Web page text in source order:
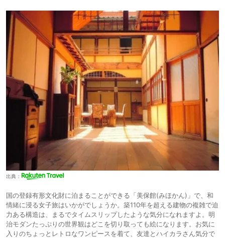
出典：
国の登録有形文化財に泊まることができる「美保館(みほかん)」で、和
情緒に浸る女子旅はいかがでしょうか。築110年を超える建物の複雑で迫
力ある構造は、まるでタイムスリップしたような気分になれますよ。明
治モダンたっぷりの世界観はどこを切り取っても絵になります。お気に
入りのちょっとレトロなワンピースを着て、友達とハイカラさん気分で